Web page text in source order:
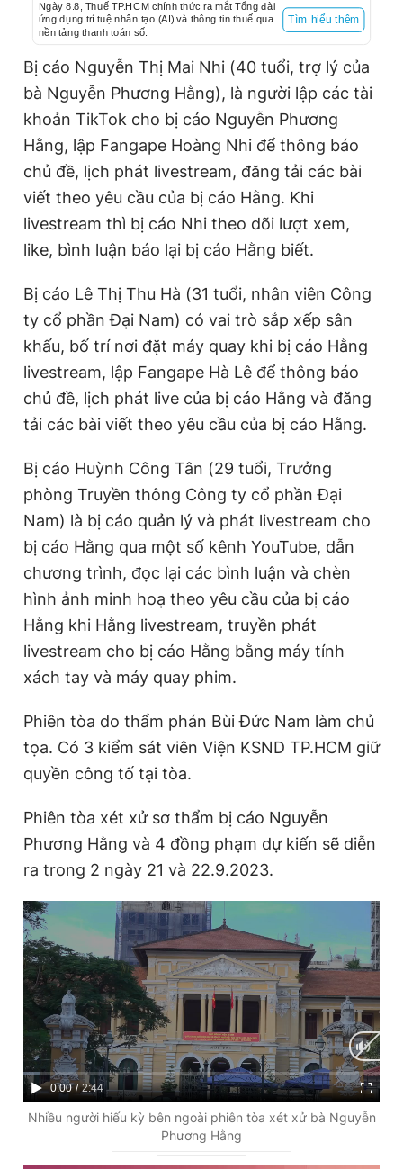
Ngày 8.8, Thuế TP.HCM chính thức ra mắt Tổng đài
ứng dụng trí tuệ nhân tạo (AI) và thông tin thuế qua
nền tảng thanh toán số.
Tìm hiểu thêm
Bị cáo Nguyễn Thị Mai Nhi (40 tuổi, trợ lý của
bà Nguyễn Phương Hằng), là người lập các tài
khoản TikTok cho bị cáo Nguyễn Phương
Hằng, lập Fangape Hoàng Nhi để thông báo
chủ đề, lịch phát livestream, đăng tải các bài
viết theo yêu cầu của bị cáo Hằng. Khi
livestream thì bị cáo Nhi theo dõi lượt xem,
like, bình luận báo lại bị cáo Hằng biết.
Bị cáo Lê Thị Thu Hà (31 tuổi, nhân viên Công
ty cổ phần Đại Nam) có vai trò sắp xếp sân
khấu, bố trí nơi đặt máy quay khi bị cáo Hằng
livestream, lập Fangape Hà Lê để thông báo
chủ đề, lịch phát live của bị cáo Hằng và đăng
tải các bài viết theo yêu cầu của bị cáo Hằng.
Bị cáo Huỳnh Công Tân (29 tuổi, Trưởng
phòng Truyền thông Công ty cổ phần Đại
Nam) là bị cáo quản lý và phát livestream cho
bị cáo Hằng qua một số kênh YouTube, dẫn
chương trình, đọc lại các bình luận và chèn
hình ảnh minh hoạ theo yêu cầu của bị cáo
Hằng khi Hằng livestream, truyền phát
livestream cho bị cáo Hằng bằng máy tính
xách tay và máy quay phim.
Phiên tòa do thẩm phán Bùi Đức Nam làm chủ
tọa. Có 3 kiểm sát viên Viện KSND TP.HCM giữ
quyền công tố tại tòa.
Phiên tòa xét xử sơ thẩm bị cáo Nguyễn
Phương Hằng và 4 đồng phạm dự kiến sẽ diễn
ra trong 2 ngày 21 và 22.9.2023.
C
u
0:00 / D
u
2:44
Nhiều người hiếu kỳ bên ngoài phiên tòa xét xử bà Nguyễn
Phương Hằng